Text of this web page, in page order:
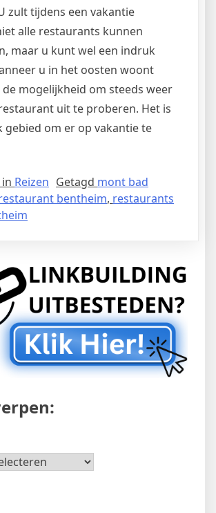
zult tijdens een vakantie
alle restaurants kunnen
maar u kunt wel een indruk
u in het oosten woont
mogelijkheid om steeds weer
uit te proberen. Het is
gebied om er op vakantie te
Reizen Getagd mont bad
bentheim, restaurants